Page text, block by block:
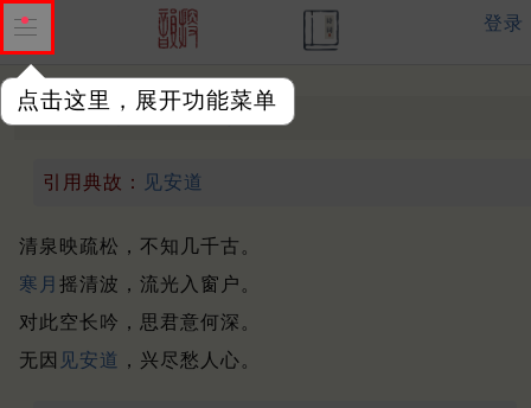
点击这里，展开功能菜单
登录
望月有怀 盛唐 ·李白
引用典故： 见安道
清泉映疏松，不知几千古。
寒月 摇清波，流光入窗户。
对此空长吟，思君意何深。
无因 见安道 ，兴尽愁人心。